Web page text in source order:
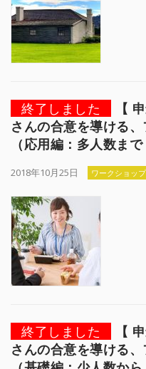
終了しました
【
さんの合意を導ける
（応用編：多人数ま
2018年10月25日 ワークショップ
終了しました
【
さんの合意を導ける